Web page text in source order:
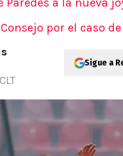
por el caso
Sigue a